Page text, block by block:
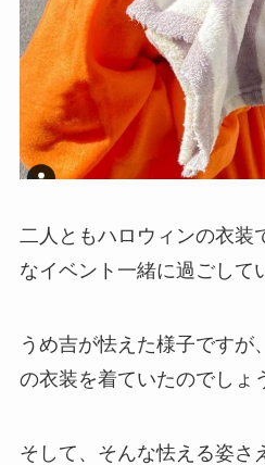
二人ともハロウィンの衣装
なイベント一緒に過ごして
うめ吉が怯えた様子ですが
の衣装を着ていたのでしょ
そして、そんな怯える姿さ